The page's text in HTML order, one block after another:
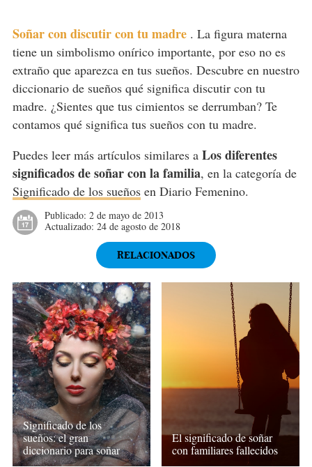
Soñar con discutir con tu madre . La figura materna
tiene un simbolismo onírico importante, por eso no es
extraño que aparezca en tus sueños. Descubre en nuestro
diccionario de sueños qué significa discutir con tu
madre. ¿Sientes que tus cimientos se derrumban? Te
contamos qué significa tus sueños con tu madre.
Puedes leer más artículos similares a Los diferentes
significados de soñar con la familia, en la categoría de
Significado de los sueñosen Diario Femenino.
Publicado: 2 de mayo de 2013
Actualizado: 24 de agosto de 2018
RELACIONADOS
Significado de los
sueños: el gran
diccionario para soñar
El significado de soñar
con familiares fallecidos